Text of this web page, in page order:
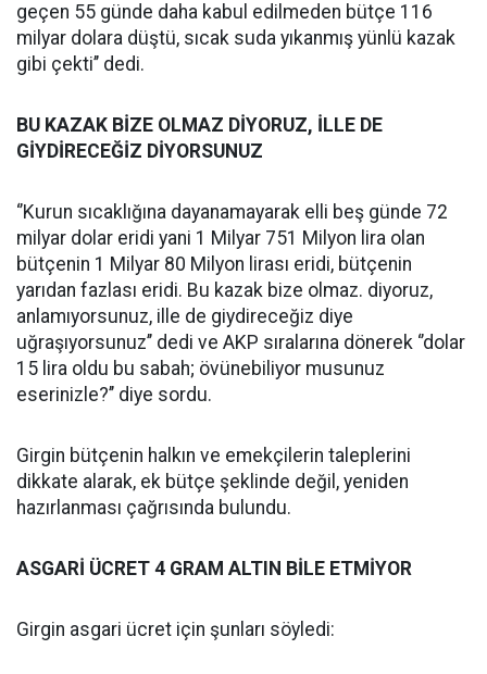
geçen 55 günde daha kabul edilmeden bütçe 116
milyar dolara düştü, sıcak suda yıkanmış yünlü kazak
gibi çekti’’ dedi.
BU KAZAK BİZE OLMAZ DİYORUZ, İLLE DE
GİYDİRECEĞİZ DİYORSUNUZ
‘’Kurun sıcaklığına dayanamayarak elli beş günde 72
milyar dolar eridi yani 1 Milyar 751 Milyon lira olan
bütçenin 1 Milyar 80 Milyon lirası eridi, bütçenin
yarıdan fazlası eridi. Bu kazak bize olmaz. diyoruz,
anlamıyorsunuz, ille de giydireceğiz diye
uğraşıyorsunuz’’ dedi ve AKP sıralarına dönerek ‘’dolar
15 lira oldu bu sabah; övünebiliyor musunuz
eserinizle?’’ diye sordu.
Girgin bütçenin halkın ve emekçilerin taleplerini
dikkate alarak, ek bütçe şeklinde değil, yeniden
hazırlanması çağrısında bulundu.
ASGARİ ÜCRET 4 GRAM ALTIN BİLE ETMİYOR
Girgin asgari ücret için şunları söyledi: